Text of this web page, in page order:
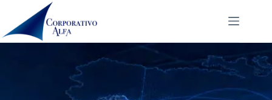
contenido